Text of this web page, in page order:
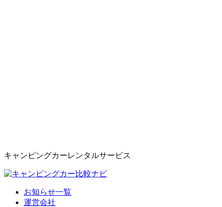
キャンピングカーレンタルサービス
お知らせ一覧
運営会社